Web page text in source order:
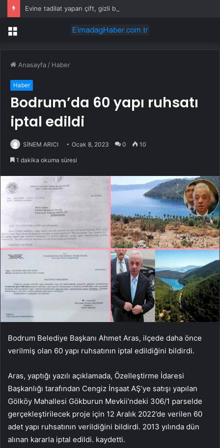
Menü
Anasayfa / Haber
Haber
Bodrum’da 60 yapı ruhsatı
iptal edildi
SİNEM ARICI Ocak 8, 2023 0 10
1 dakika okuma süresi
Bodrum Belediye Başkanı Ahmet Aras, ilçede daha önce
verilmiş olan 60 yapı ruhsatının iptal edildiğini bildirdi.
Aras, yaptığı yazılı açıklamada, Özelleştirme İdaresi
Başkanlığı tarafından Cengiz İnşaat AŞ’ye satışı yapılan
Gölköy Mahallesi Gökburun Mevkii’ndeki 306/1 parselde
gerçekleştirilecek proje için 12 Aralık 2022’de verilen 60
adet yapı ruhsatının verildiğini bildirdi. 2013 yılında dün
alınan kararla iptal edildi. kaydetti.